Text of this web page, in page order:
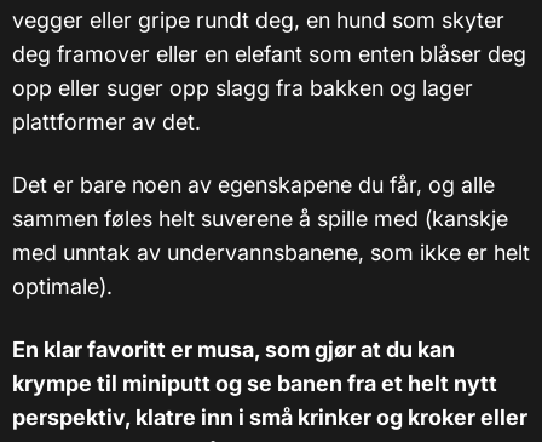
vegger eller gripe rundt deg, en hund som skyter
deg framover eller en elefant som enten blåser deg
opp eller suger opp slagg fra bakken og lager
plattformer av det.
Det er bare noen av egenskapene du får, og alle
sammen føles helt suverene å spille med (kanskje
med unntak av undervannsbanene, som ikke er helt
optimale).
En klar favoritt er musa, som gjør at du kan
krympe til miniputt og se banen fra et helt nytt
perspektiv, klatre inn i små krinker og kroker eller